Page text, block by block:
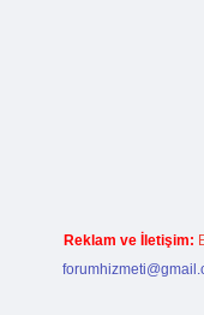
Reklam ve İletişim: